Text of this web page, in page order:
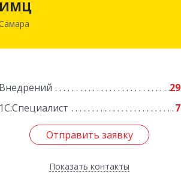
ИМЦ
Внедрений
29
1С:Специалист
7
Отправить заявку
Показать контакты
443010, Самарская обл, Самара г,
Отправить заявку
Назад